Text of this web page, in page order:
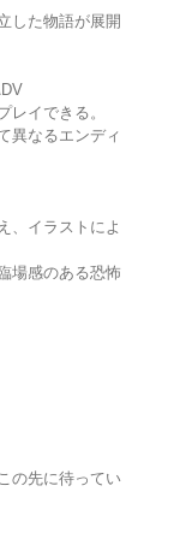
した物語が展開
イできる。
異なるエンディ
、イラストによ
場感のある恐怖
の先に待ってい